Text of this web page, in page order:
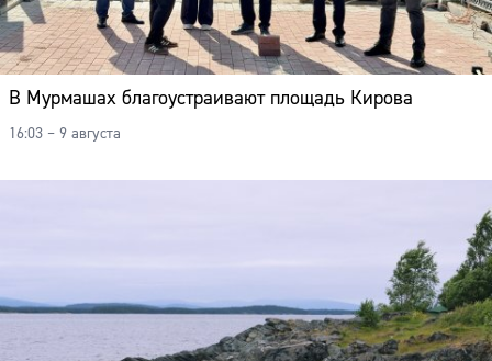
В Мурмашах благоустраивают площадь Кирова
16:03 – 9 августа